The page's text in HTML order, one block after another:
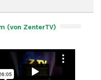
(von ZenterTV)